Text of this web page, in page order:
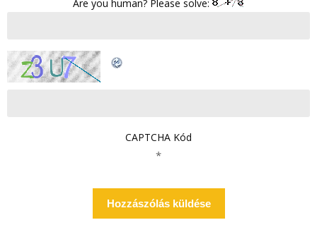
Are you human? Please solve:
CAPTCHA Kód
*